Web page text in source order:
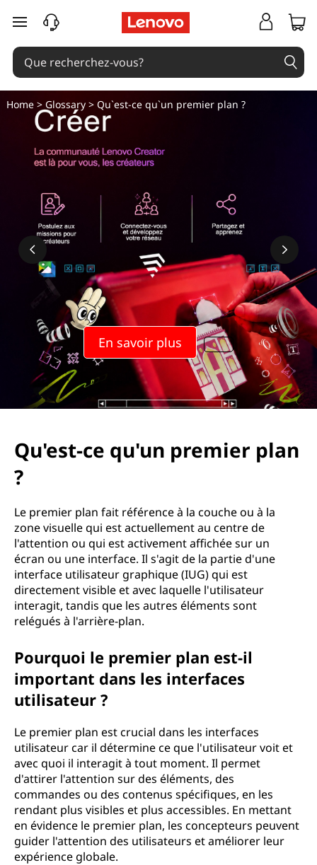
passer au contenu principal
En savoir plus
Home> Glossary> Qu`est-ce qu`un premier plan ?
Qu'est-ce qu'un premier plan
?
Le premier plan fait référence à la couche ou à la
zone visuelle qui est actuellement au centre de
l'attention ou qui est activement affichée sur un
écran ou une interface. Il s'agit de la partie d'une
interface utilisateur graphique (IUG) qui est
directement visible et avec laquelle l'utilisateur
interagit, tandis que les autres éléments sont
relégués à l'arrière-plan.
Pourquoi le premier plan est-il
important dans les interfaces
utilisateur ?
Le premier plan est crucial dans les interfaces
utilisateur car il détermine ce que l'utilisateur voit et
avec quoi il interagit à tout moment. Il permet
d'attirer l'attention sur des éléments, des
commandes ou des contenus spécifiques, en les
rendant plus visibles et plus accessibles. En mettant
en évidence le premier plan, les concepteurs peuvent
guider l'attention des utilisateurs et améliorer leur
expérience globale.